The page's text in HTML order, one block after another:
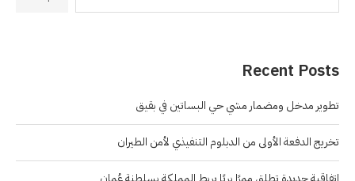
Recent Posts
تطوير مدخل ومضمار مشي حي البساتين في بقيق
تخريج الدفعة الأولى من الدبلوم التنفيذي لأمن الطيران